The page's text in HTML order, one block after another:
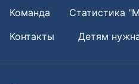
Команда
Статистика
Контакты
Детям